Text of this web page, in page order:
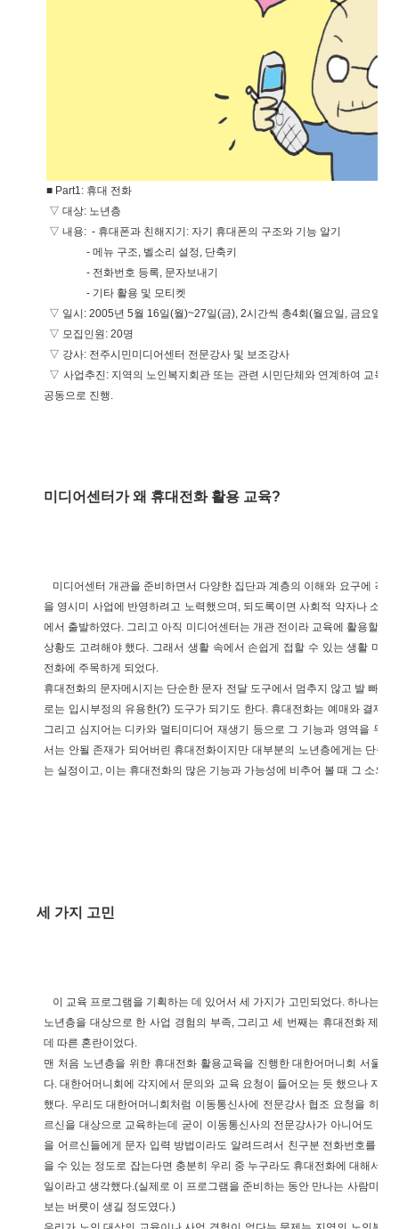
■ Part1: 휴대 전화
▽ 대상: 노년층
▽ 내용: - 휴대폰과 친해지기: 자기 휴대폰의 구조와 기능 알기
- 메뉴 구조, 벨소리 설정, 단축키
- 전화번호 등록, 문자보내기
- 기타 활용 및 모티켓
▽ 일시: 2005년 5월 16일(월)~27일(금), 2시간씩 총4회(월요일, 금요일)
▽ 모집인원: 20명
▽ 강사: 전주시민미디어센터 전문강사 및 보조강사
▽ 사업추진: 지역의 노인복지회관 또는 관련 시민단체와 연계하
공동으로 진행.
미디어센터가 왜 휴대전화 활용 교육?
미디어센터 개관을 준비하면서 다양한 집단과 계층의 이해와 요구에 각
을 영시미 사업에 반영하려고 노력했으며, 되도록이면 사회적 약자나 소외
에서 출발하였다. 그리고 아직 미디어센터는 개관 전이라 교육에 활용할 수
상황도 고려해야 했다. 그래서 생활 속에서 손쉽게 접할 수 있는 생활 미디
전화에 주목하게 되었다.
휴대전화의 문자메시지는 단순한 문자 전달 도구에서 멈추지 않고 발 빠른
로는 입시부정의 유용한(?) 도구가 되기도 한다. 휴대전화는 예매와 결제
그리고 심지어는 디카와 멀티미디어 재생기 등으로 그 기능과 영역을 무
서는 안될 존재가 되어버린 휴대전화이지만 대부분의 노년층에게는 단순
는 실정이고, 이는 휴대전화의 많은 기능과 가능성에 비추어 볼 때 그 소외
세 가지 고민
이 교육 프로그램을 기획하는 데 있어서 세 가지가 고민되었다. 하나는
노년층을 대상으로 한 사업 경험의 부족, 그리고 세 번째는 휴대전화 제조
데 따른 혼란이었다.
맨 처음 노년층을 위한 휴대전화 활용교육을 진행한 대한어머니회 서울연
다. 대한어머니회에 각지에서 문의와 교육 요청이 들어오는 듯 했으나 지방
했다. 우리도 대한어머니회처럼 이동통신사에 전문강사 협조 요청을 하려
르신을 대상으로 교육하는데 굳이 이동통신사의 전문강사가 아니어도 되
을 어르신들에게 문자 입력 방법이라도 알려드려서 친구분 전화번호를 저
을 수 있는 정도로 잡는다면 충분히 우리 중 누구라도 휴대전화에 대해서
일이라고 생각했다.(실제로 이 프로그램을 준비하는 동안 만나는 사람마다
보는 버릇이 생길 정도였다.)